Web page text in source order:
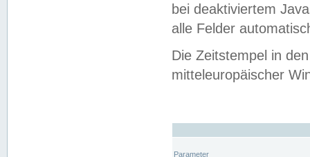
bei deaktiviertem
alle Felder
Die Zeitstempel in
mitteleuropäischer
Parameter